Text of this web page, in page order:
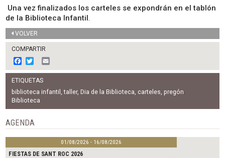
Una vez finalizados los carteles se expondrán en el tablón
de la Biblioteca Infantil.
VOLVER
COMPARTIR
F
a
c
e
b
o
o
w
i
t
t
e
r
m
l
ETIQUETAS
biblioteca infantil ,taller, Dia de la Biblioteca, carteles, pregón
Biblioteca
AGENDA
01/08/2026 - 16/08/2026
FIESTAS DE SANT ROC 2026